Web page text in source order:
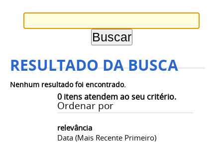
RESULTADO DA BUSCA
0itens atendem ao seu critério.
Ordenar por
relevância
Data (mais Recente Primeiro)
Nenhum resultado foi encontrado.